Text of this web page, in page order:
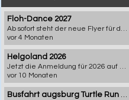
Floh-Dance 2027
Ab sofort steht der neue Flyer für den Floh- Dance 2027 zur Verfügung. Dieser kann jetzt als PDF heruntergeladen werden. Getanzt wird wieder am Ostermontag in Delingsdorf.
vor 4 Monaten
Helgoland 2026
Jetzt die Anmeldung für 2026 auf Helgoland machen. Ein letztes mal für sehr lange Zeit. Caller sind Dayle Hodge und Andreas Nissen.
vor 10 Monaten
Busfahrt augsburg Turtle Run 2026